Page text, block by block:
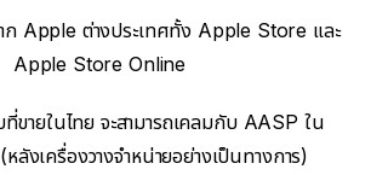
ก Apple ต่างประเทศทั้ง Apple Store และ
Apple Store Online
ที่ขายในไทย จะสามารถเคลมกับ AASP ใน
หลังเครื่องวางจำหน่ายอย่างเป็นทางการ)